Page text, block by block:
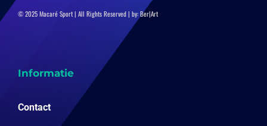
© 2025 Macaré Sport | All Rights Reserved | by:Ber|Art
Informatie
Contact